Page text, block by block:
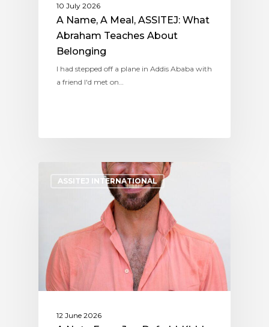
10 July 2026
A Name, A Meal, ASSITEJ: What
Abraham Teaches About
Belonging
I had stepped off a plane in Addis Ababa with
a friend I'd met on…
ASSITEJ INTERNATIONAL
12 June 2026